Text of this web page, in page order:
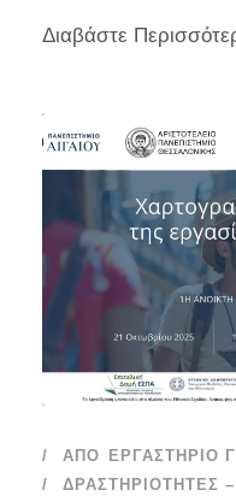
Διαβάστε
ΑΠΌ
ΕΡΓΑΣΤΉΡΙΟ
ΔΡΑΣΤΗΡΙΌΤΗΤΕΣ